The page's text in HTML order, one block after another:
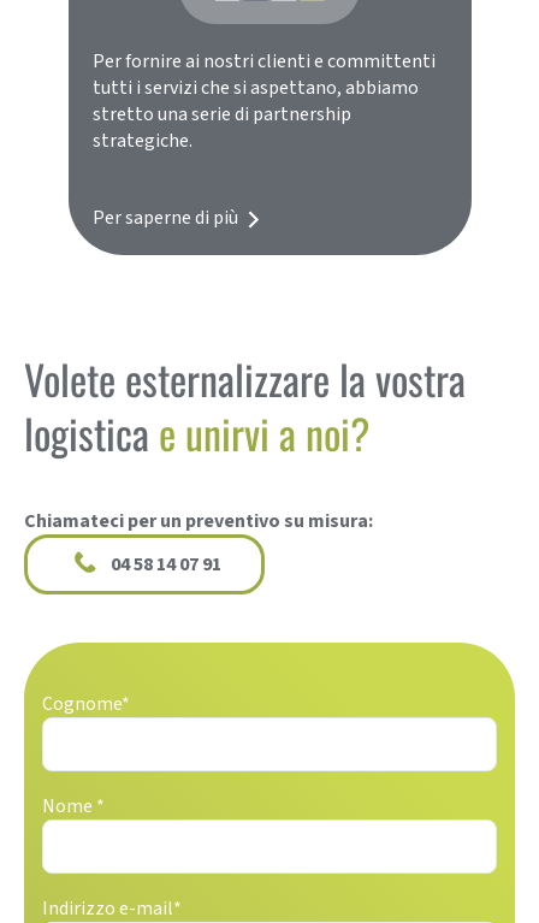
Per fornire ai nostri clienti e committenti
tutti i servizi che si aspettano, abbiamo
stretto una serie di partnership
strategiche.
Per saperne di più
Volete esternalizzare la vostra
logisticae unirvi a noi?
Chiamateci per un preventivo su misura:
04 58 14 07 91
Cognome*
Nome *
Indirizzo e-mail*